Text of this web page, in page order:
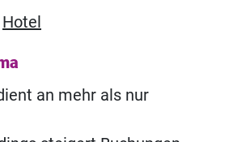
Hotel
an mehr als nur